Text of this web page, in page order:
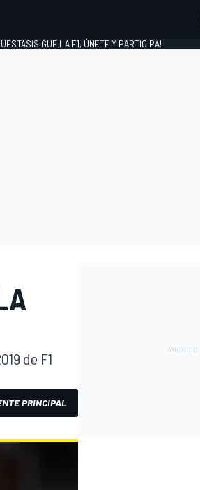
¡SIGUE LA F1, ÚNETE Y PARTICIPA!
de F1
PRINCIPAL